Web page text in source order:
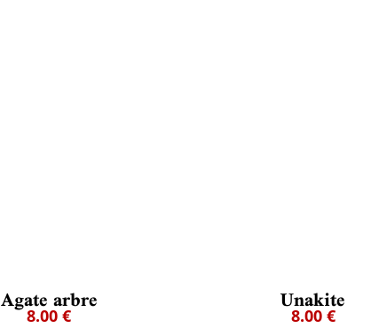
Agate arbre
8.00 € Unakite
8.00 €